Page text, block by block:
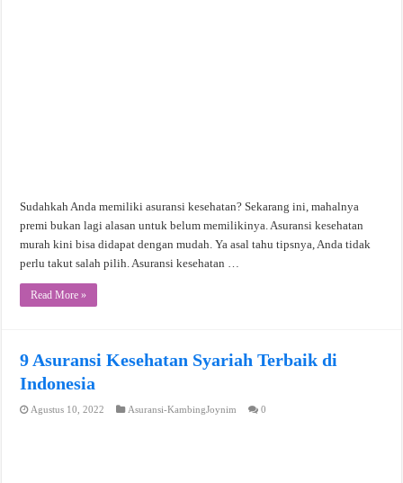
Sudahkah Anda memiliki asuransi kesehatan? Sekarang ini, mahalnya
premi bukan lagi alasan untuk belum memilikinya. Asuransi kesehatan
murah kini bisa didapat dengan mudah. Ya asal tahu tipsnya, Anda tidak
perlu takut salah pilih. Asuransi kesehatan …
Read More »
9 Asuransi Kesehatan Syariah Terbaik di
Indonesia
Agustus 10, 2022 Asuransi-KambingJoynim 0